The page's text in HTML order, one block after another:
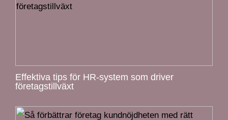
Effektiva tips för HR-system som driver
företagstillväxt